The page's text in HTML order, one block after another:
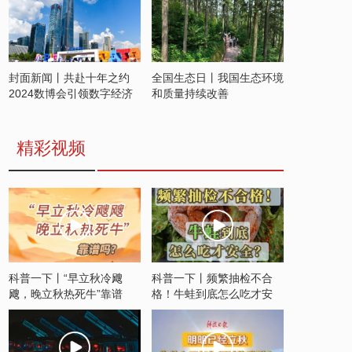
封面新闻丨共赴十年之约
2024数博会引领数字经济
全国生态日丨我国生态环境
和质量持续改善
精彩视频
科普一下丨“早立秋冷飕
飕，晚立秋热死牛”靠谱
吗？
科普一下丨频繁抽检不合
格！牛蛙到底怎么吃才安
全？